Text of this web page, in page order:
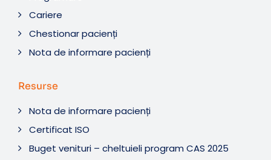
Cariere
Chestionar pacienți
Nota de informare pacienți
Resurse
Nota de informare pacienți
Certificat ISO
Buget venituri – cheltuieli program CAS 2025